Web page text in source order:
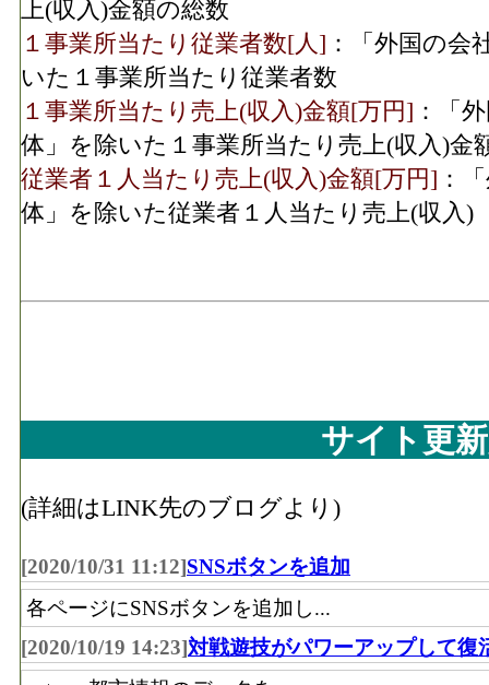
上(収入)金額の総数
１事業所当たり従業者数[人] ：「外国の会
いた１事業所当たり従業者数
１事業所当たり売上(収入)金額[万円] ：「
体」を除いた１事業所当たり売上(収入)金
従業者１人当たり売上(収入)金額[万円] ：
体」を除いた従業者１人当たり売上(収入)
サイト更
(詳細はLINK先のブログより)
[2020/10/31 11:12]SNSボタンを追加
各ページにSNSボタンを追加し...
[2020/10/19 14:23]対戦遊技がパワーアップして復